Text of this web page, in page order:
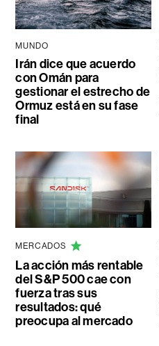
MUNDO
Irán dice que acuerdo
con Omán para
gestionar el estrecho de
Ormuz está en su fase
final
MERCADOS
La acción más rentable
del S&P 500 cae con
fuerza tras sus
resultados: qué
preocupa al mercado